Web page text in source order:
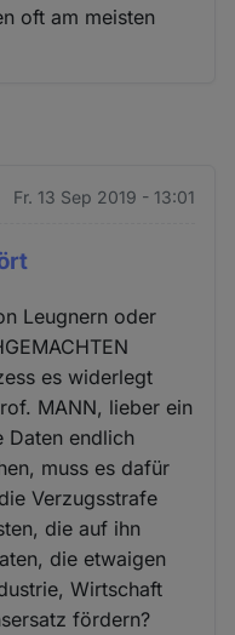
oft am meisten
Fr. 13 Sep 2019 - 13:01
Leugnern oder
es widerlegt
MANN, lieber ein
Daten endlich
muss es dafür
Verzugsstrafe
die auf ihn
die etwaigen
Wirtschaft
fördern?